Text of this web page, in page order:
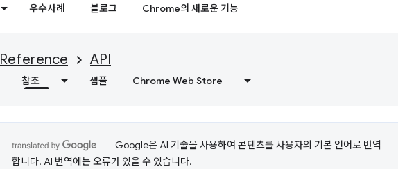
우수사례 블로그 Chrome의 새로운 기능
Reference API
참조 샘플 Chrome Web Store
Google은 AI 기술을 사용하여 콘텐츠를 사용자의 기본 언어로 번역
합니다. AI 번역에는 오류가 있을 수 있습니다.